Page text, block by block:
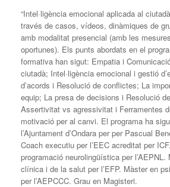
“Intel·ligència emocional aplicada al
través de casos, vídeos, dinàmiques de
amb modalitat presencial (amb les
oportunes). Els punts abordats en el
formativa han sigut: Empatia i
ciutadà; Intel·ligència emocional i gestió
d’acords i Resolució de conflictes; La
equip; La presa de decisions i Resolució
Assertivitat vs agressivitat i Ferramentes
motivació per al canvi. El programa ha
l’Ajuntament d’Ondara per per Pascual
Coach executiu per l’EEC acreditat per
programació neurolingüística per
clínica i de la salut per l’EFP. Màster en
per l’AEPCCC. Grau en Magisteri.